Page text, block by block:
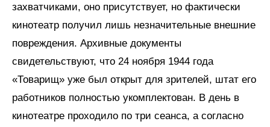
захватчиками, оно присутствует, но фактически
кинотеатр получил лишь незначительные внешние
повреждения. Архивные документы
свидетельствуют, что 24 ноября 1944 года
«Товарищ» уже был открыт для зрителей, штат его
работников полностью укомплектован. В день в
кинотеатре проходило по три сеанса, а согласно